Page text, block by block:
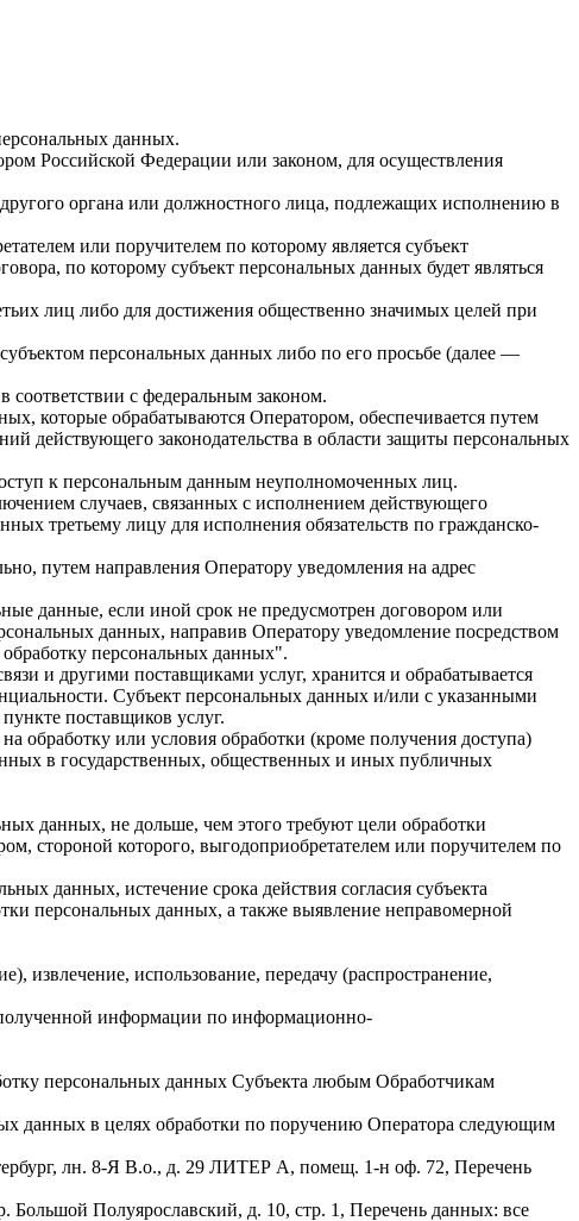
данных.
Российской Федерации или законом, для осуществления
органа или должностного лица, подлежащих исполнению в
или поручителем по которому является субъект
по которому субъект персональных данных будет являться
лиц либо для достижения общественно значимых целей при
персональных данных либо по его просьбе (далее —
с федеральным законом.
которые обрабатываются Оператором, обеспечивается путем
действующего законодательства в области защиты персональных
к персональным данным неуполномоченных лиц.
случаев, связанных с исполнением действующего
третьему лицу для исполнения обязательств по гражданско-
путем направления Оператору уведомления на адрес
данные, если иной срок не предусмотрен договором или
данных, направив Оператору уведомление посредством
персональных данных".
и другими поставщиками услуг, хранится и обрабатывается
Субъект персональных данных и/или с указанными
поставщиков услуг.
обработку или условия обработки (кроме получения доступа)
в государственных, общественных и иных публичных
данных, не дольше, чем этого требуют цели обработки
стороной которого, выгодоприобретателем или поручителем по
данных, истечение срока действия согласия субъекта
персональных данных, а также выявление неправомерной
извлечение, использование, передачу (распространение,
информации по информационно-
персональных данных Субъекта любым Обработчикам
данных в целях обработки по поручению Оператора следующим
лн. 8-Я В.о., д. 29 ЛИТЕР А, помещ. 1-н оф. 72, Перечень
Полуярославский, д. 10, стр. 1, Перечень данных: все